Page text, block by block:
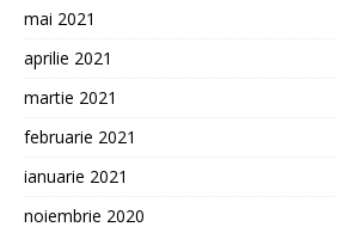
mai 2021
aprilie 2021
martie 2021
februarie 2021
ianuarie 2021
noiembrie 2020